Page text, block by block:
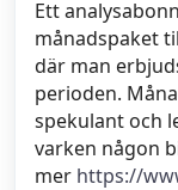
Ett
månadspaket
där man
perioden.
spekulant och
varken någon
mer https://